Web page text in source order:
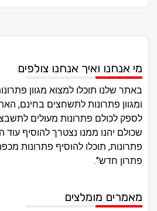
מי אנחנו ואיך אנחנו צולפים
באתר שלנו תוכלו למצוא מגוון
ומגוון פתרונות לתשחצים בחינם,
לספק לכולם פתרונות מעולים
שכולם יהנו ממנו נצטרך להוסיף עוד
פתרונות, תוכלו להוסיף פתרונות
פתרון חדש".
מאמרים מומלצים